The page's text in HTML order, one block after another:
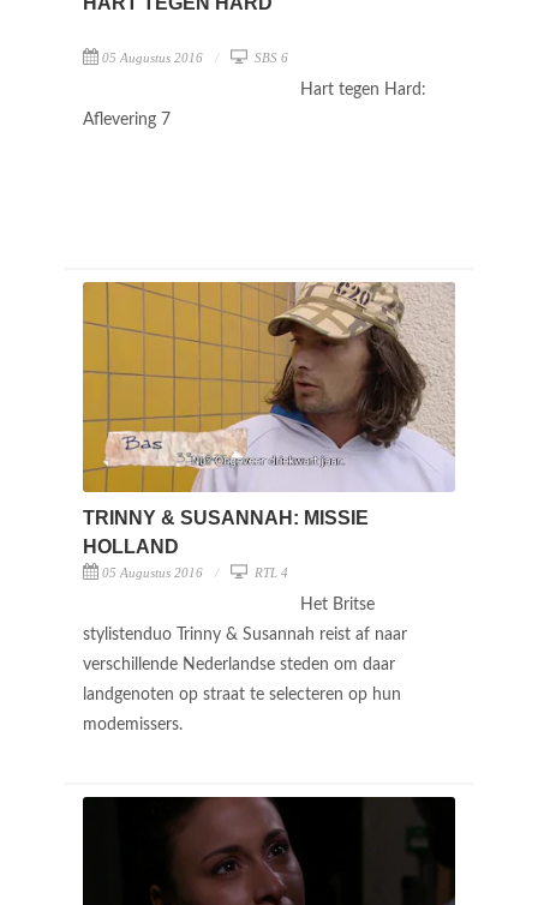
05 Augustus 2016 SBS 6
Hart tegen Hard:
Aflevering 7
TRINNY & SUSANNAH: MISSIE
HOLLAND
05 Augustus 2016 RTL 4
Het Britse
stylistenduo Trinny & Susannah reist af naar
verschillende Nederlandse steden om daar
landgenoten op straat te selecteren op hun
modemissers.